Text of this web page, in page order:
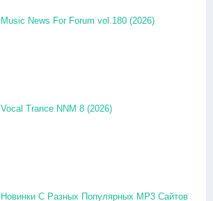
Music News For Forum vol.180 (2026)
Vocal Trance NNM 8 (2026)
Новинки С Разных Популярных MP3 Сайтов